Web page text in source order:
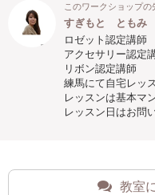
このワークショップの
すぎもと ともみ
ロゼット認定講師
アクセサリー認定
リボン認定講師
練馬にて自宅レッ
レッスンは基本マ
レッスン日はお問
教室